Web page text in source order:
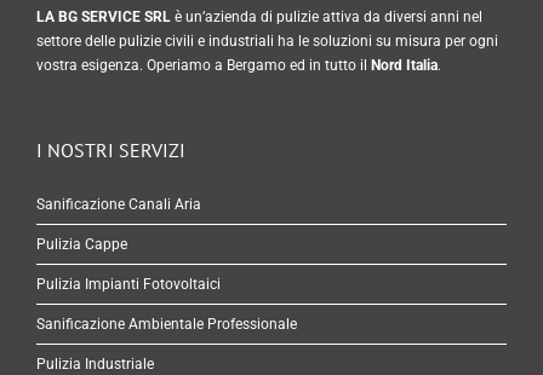
LA BG SERVICE SRLè un’azienda di pulizie attiva da diversi anni nel
settore delle pulizie civili e industriali ha le soluzioni su misura per ogni
vostra esigenza. Operiamo a Bergamo ed in tutto il
Nord Italia.
I NOSTRI SERVIZI
Sanificazione Canali Aria
Pulizia Cappe
Pulizia Impianti Fotovoltaici
Sanificazione Ambientale Professionale
Pulizia Industriale